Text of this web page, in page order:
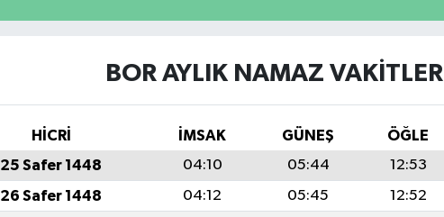
BOR AYLIK NAMAZ VAKITLERI
HİCRİ İMSAK GÜNEŞ ÖĞLE
25 Safer 1448 04:10 05:44 12:53
26 Safer 1448 04:12 05:45 12:52